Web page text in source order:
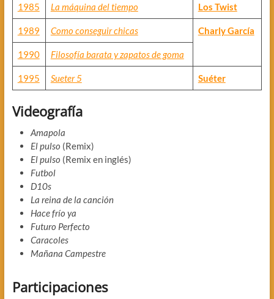
1985 La máquina del tiempo Los Twist
1989 Como conseguir chicas Charly García
1990 Filosofía barata y zapatos de goma
1995 Sueter 5 Suéter
Videografía
Amapola
El pulso (Remix)
El pulso (Remix en inglés)
Futbol
D10s
La reina de la canción
Hace frío ya
Futuro Perfecto
Caracoles
Mañana Campestre
Participaciones